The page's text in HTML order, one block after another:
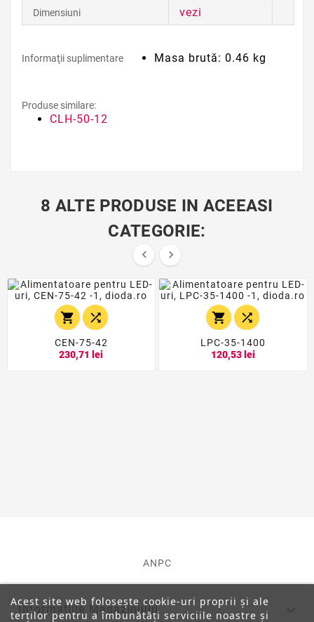
Dimensiuni vezi
Informaţii suplimentare Masa brută: 0.46 kg
Produse similare:
CLH-50-12
8 ALTE PRODUSE IN ACEEASI
CATEGORIE:
 
 
CEN-75-42
230,71 lei
 
LPC-35-1400
120,53 lei
ANPC
Informatiile Magazinului
Acest site web folosește cookie-uri proprii și ale
terților pentru a îmbunătăți serviciile noastre și